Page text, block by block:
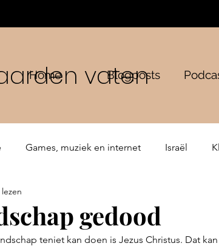
vaten
Home Blogposts
Games, muziek en internet Israël
gedood
teniet kan doen is Jezus Christus. Dat